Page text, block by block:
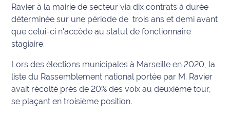
rouge
Maritima
L'anecdote
de Jeff
C'est
mon
club
Ravier à la mairie de secteur via dix contrats à durée
déterminée sur une période de trois ans et demi avant
que celui-ci n'accède au statut de fonctionnaire
stagiaire.
Lors des élections municipales à Marseille en 2020, la
liste du Rassemblement national portée par M. Ravier
avait récolté près de 20% des voix au deuxième tour,
se plaçant en troisième position.